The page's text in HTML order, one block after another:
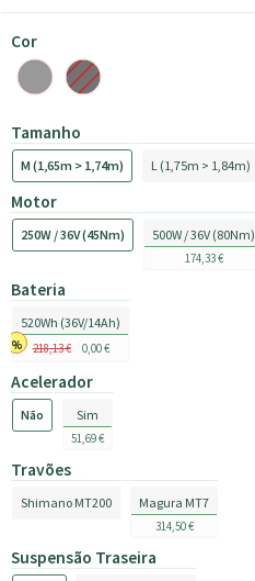
Cor
Tamanho
M (1,65m > 1,74m) L (1,75m > 1,84m)
Motor
250W / 36V (45Nm) 500W / 36V (80Nm)
174,33 €
Bateria
520Wh (36V/14Ah)
218,13 € 0,00 €
Acelerador
Não Sim
51,69 €
Travões
Shimano MT200 Magura MT7
314,50 €
Suspensão Traseira